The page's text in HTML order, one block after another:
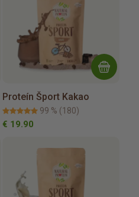
Proteín Šport Kakao
99 % (180)
€ 19.90